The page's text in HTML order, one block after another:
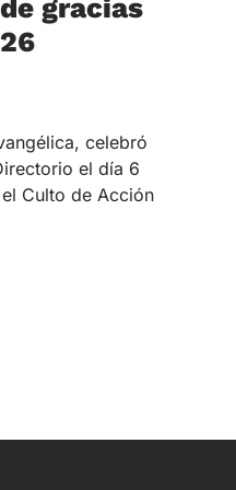
gracias
celebró
el día 6
Culto de Acción